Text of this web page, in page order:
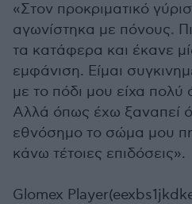
«Στον προκριματικό
αγωνίστηκα με πόνους.
τα κατάφερα και έκανε
εμφάνιση. Είμαι
με το πόδι μου είχα
Αλλά όπως έχω ξαναπεί
εθνόσημο το σώμα μου
κάνω τέτοιες επιδόσεις».
Glomex